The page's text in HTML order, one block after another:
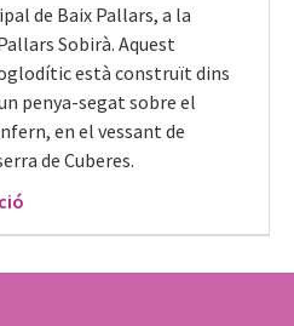
de Baix Pallars, a la
Sobirà. Aquest
està construït dins
penya-segat sobre el
en el vessant de
de Cuberes.